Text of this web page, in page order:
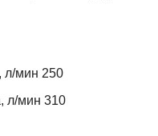
л/мин 250
л/мин 310